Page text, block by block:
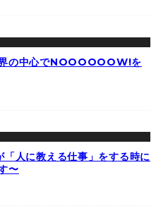
の中心でNOOOOOOW!を
人に教える仕事」をする時に
〜